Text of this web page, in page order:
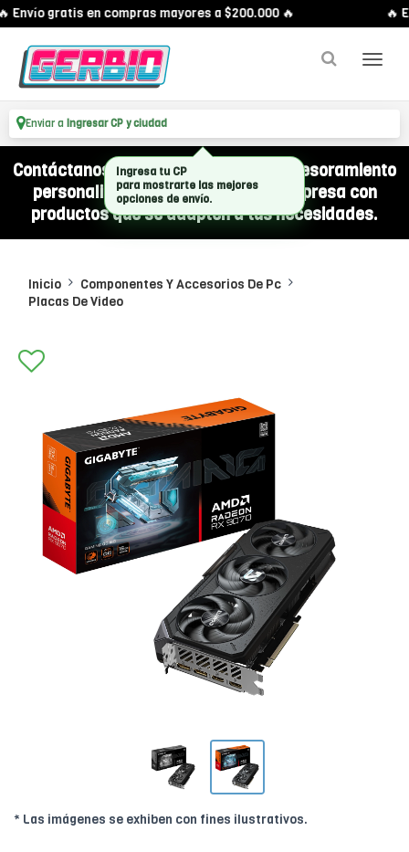
Envío gratis en compras mayores a $200.000 🔥 🔥
Enviar a Ingresar CP y ciudad
Contáctanos por WhatsApp y recibí asesoramiento
personalizado para equipar a tu empresa con
productos que se adapten a tus necesidades.
Inicio
Componentes Y Accesorios De Pc
Placas De Video
* Las imágenes se exhiben con fines ilustrativos.
Ingresa tu CP
para mostrarte las mejores
opciones de envío.